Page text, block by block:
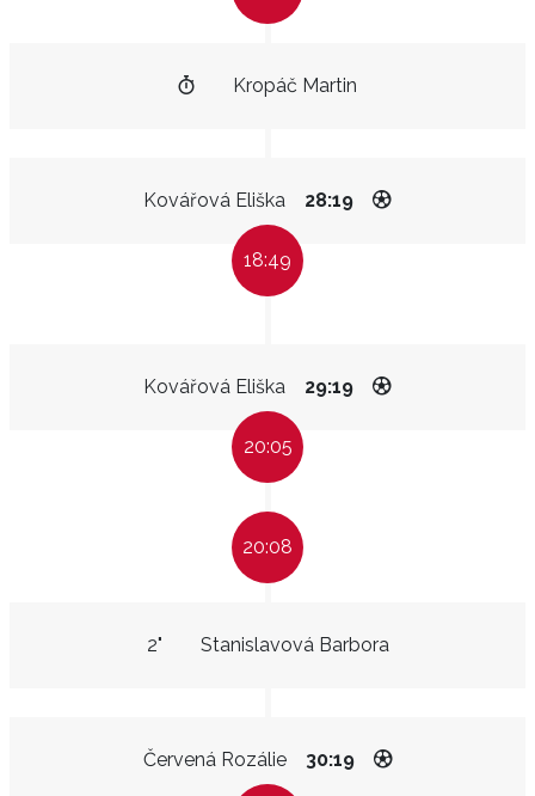
Kropáč Martin
Kovářová Eliška 28:19
18:49
Kovářová Eliška 29:19
20:05
20:08
Stanislavová Barbora
2"
Červená Rozálie 30:19